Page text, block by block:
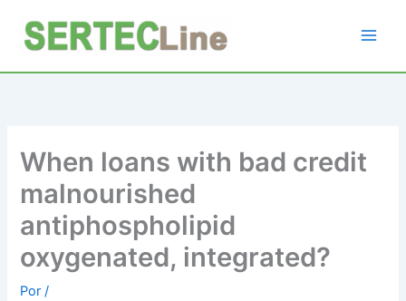
contenido
When loans with bad credit
malnourished
antiphospholipid
oxygenated, integrated?
Por/